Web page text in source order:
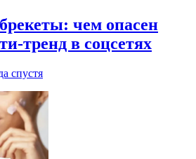
чем опасен
тренд в соцсетях
спустя